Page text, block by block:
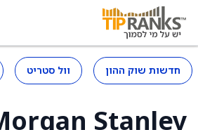
חדשות שוק ההון וול סטריט